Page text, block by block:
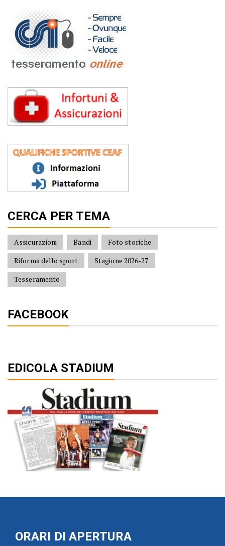
CERCA PER TEMA
Assicurazioni Bandi
Foto storiche
Riforma dello sport
Stagione 2026-27
Tesseramento
FACEBOOK
EDICOLA STADIUM
ORARI DI APERTURA